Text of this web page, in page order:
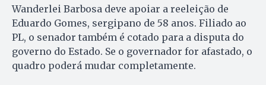
Wanderlei Barbosa deve apoiar a reeleição de
Eduardo Gomes, sergipano de 58 anos. Filiado ao
PL, o senador também é cotado para a disputa do
governo do Estado. Se o governador for afastado, o
quadro poderá mudar completamente.